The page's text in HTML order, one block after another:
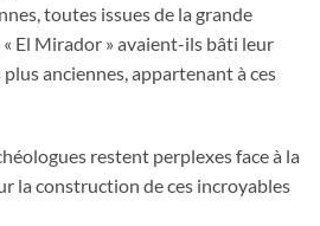
toutes issues de la grande
El Mirador » avaient-ils bâti leur
anciennes, appartenant à ces
restent perplexes face à la
la construction de ces incroyables